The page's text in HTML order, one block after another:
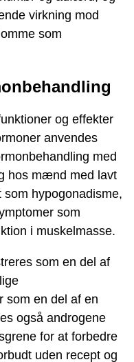
virkning mod
som
og effekter
anvendes
med
hos mænd med lavt
hypogonadisme,
som
i muskelmasse.
som en del af
som en del af en
også androgene
for at forbedre
uden recept og